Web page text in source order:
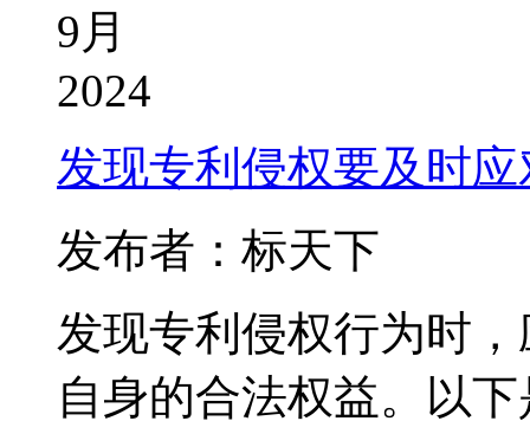
9月
2024
发现专利侵权要及时应
发布者：标天下
发现专利侵权行为时
自身的合法权益。以